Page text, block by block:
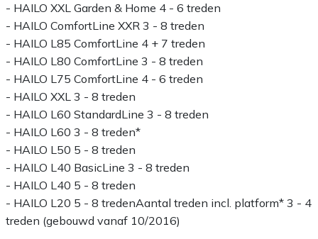
- HAILO XXL Garden & Home 4 - 6 treden
- HAILO ComfortLine XXR 3 - 8 treden
- HAILO L85 ComfortLine 4 + 7 treden
- HAILO L80 ComfortLine 3 - 8 treden
- HAILO L75 ComfortLine 4 - 6 treden
- HAILO XXL 3 - 8 treden
- HAILO L60 StandardLine 3 - 8 treden
- HAILO L60 3 - 8 treden*
- HAILO L50 5 - 8 treden
- HAILO L40 BasicLine 3 - 8 treden
- HAILO L40 5 - 8 treden
- HAILO L20 5 - 8 tredenAantal treden incl. platform* 3 - 4
treden (gebouwd vanaf 10/2016)